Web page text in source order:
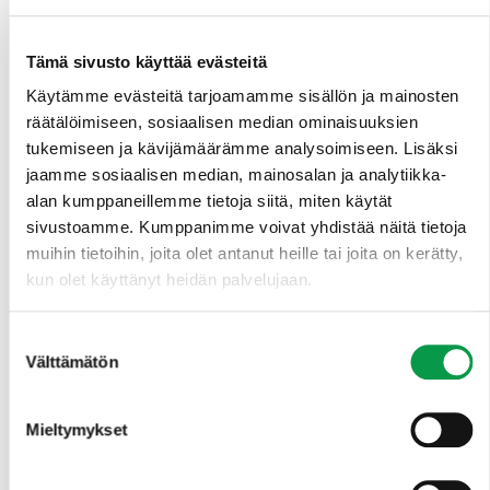
Tämä sivusto käyttää evästeitä
Käytämme evästeitä tarjoamamme sisällön ja mainosten
räätälöimiseen, sosiaalisen median ominaisuuksien
tukemiseen ja kävijämäärämme analysoimiseen. Lisäksi
jaamme sosiaalisen median, mainosalan ja analytiikka-
alan kumppaneillemme tietoja siitä, miten käytät
sivustoamme. Kumppanimme voivat yhdistää näitä tietoja
muihin tietoihin, joita olet antanut heille tai joita on kerätty,
kun olet käyttänyt heidän palvelujaan.
valinta
Välttämätön
Mieltymykset
yhdessä kehittämää ForestKIT-metsätietojärjestelmää.
määrittelyn ja ohjeistamisen alihankkijoille.
tietokoneelta tai puhelimesta. Metsätilaostojen
yhteydessä tehtävät metsäarviot ja asiakkaille
laadittavat metsäsuunnitelmat onnistuvat ForestKITillä
kätevästi, Ruuskanen listaa. Myös lentolannoitusten
suunnittelu ja optimointi asiakkaalle mahdollisimman
kustannustehokkaasti onnistuu ForestKITillä,
täydentää Pitkämäki.
maisemaan ja taloudelliseen tuottoon liittyviä
tavoitteita metsilleen. ForestKITin kuviokohtaiset
metsäsuunnittelun ja henkilökohtaisen palvelun
tarjoamisen metsänomistajille. Järjestelmällä voidaan